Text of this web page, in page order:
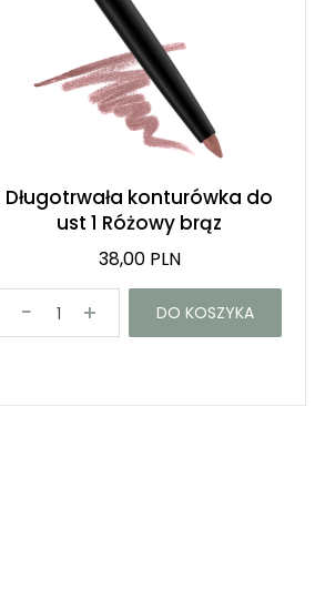
Długotrwała konturówka do
ust 1 Różowy brąz
38,00 PLN
DO KOSZYKA